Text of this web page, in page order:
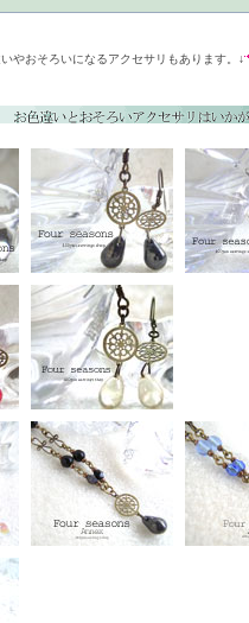
いやおそろいになるアクセサリもあります。↓